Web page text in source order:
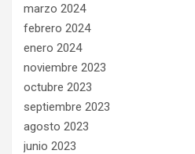
marzo 2024
febrero 2024
enero 2024
noviembre 2023
octubre 2023
septiembre 2023
agosto 2023
junio 2023